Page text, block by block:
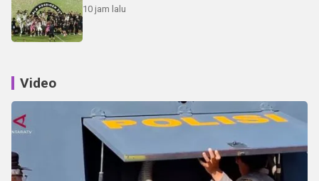
10 jam lalu
Video